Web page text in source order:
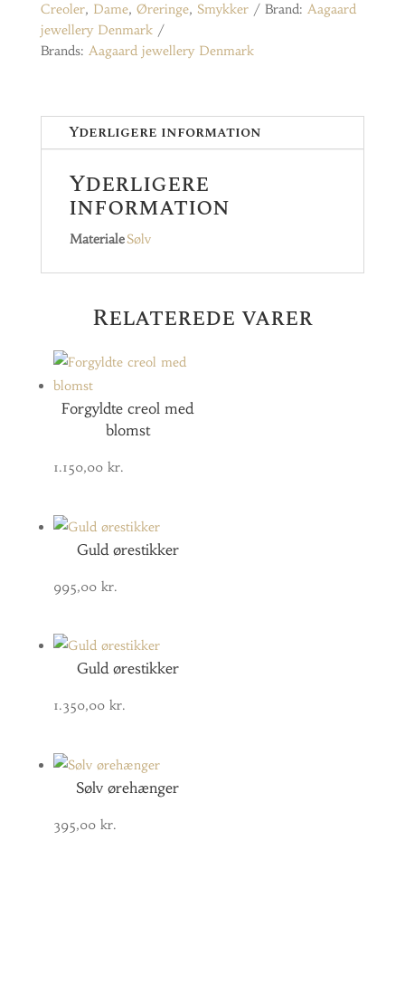
Creoler, Dame, Øreringe, Smykker Brand: Aagaard
jewellery Denmark
Brands: Aagaard jewellery Denmark
Yderligere information
Yderligere
information
MaterialeSølv
Relaterede varer
Forgyldte creol med
blomst
1.150,00 kr.
Guld ørestikker
995,00 kr.
Guld ørestikker
1.350,00 kr.
Sølv ørehænger
395,00 kr.